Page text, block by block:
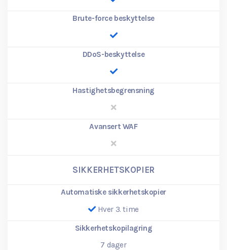
Brute-force beskyttelse
DDoS-beskyttelse
Hastighetsbegrensning
Avansert WAF
SIKKERHETSKOPIER
Automatiske sikkerhetskopier
Hver 3. time
Sikkerhetskopilagring
7 dager